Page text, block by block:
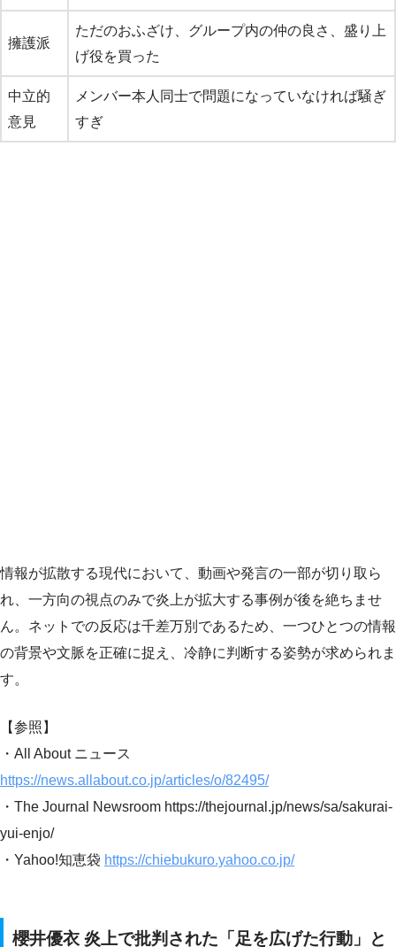
擁護派
ただのおふざけ、グループ内の仲の良さ、盛り上
げ役を買った
中立的
意見
メンバー本人同士で問題になっていなければ騒ぎ
すぎ
情報が拡散する現代において、動画や発言の一部が切り取ら
れ、一方向の視点のみで炎上が拡大する事例が後を絶ちませ
ん。ネットでの反応は千差万別であるため、一つひとつの情報
の背景や文脈を正確に捉え、冷静に判断する姿勢が求められま
す。
【参照】
・All About ニュース
https://news.allabout.co.jp/articles/o/82495/
・The Journal Newsroom https://thejournal.jp/news/sa/sakurai-
yui-enjo/
・Yahoo!知恵袋 https://chiebukuro.yahoo.co.jp/
櫻井優衣 炎上で批判された「足を広げた行動」と